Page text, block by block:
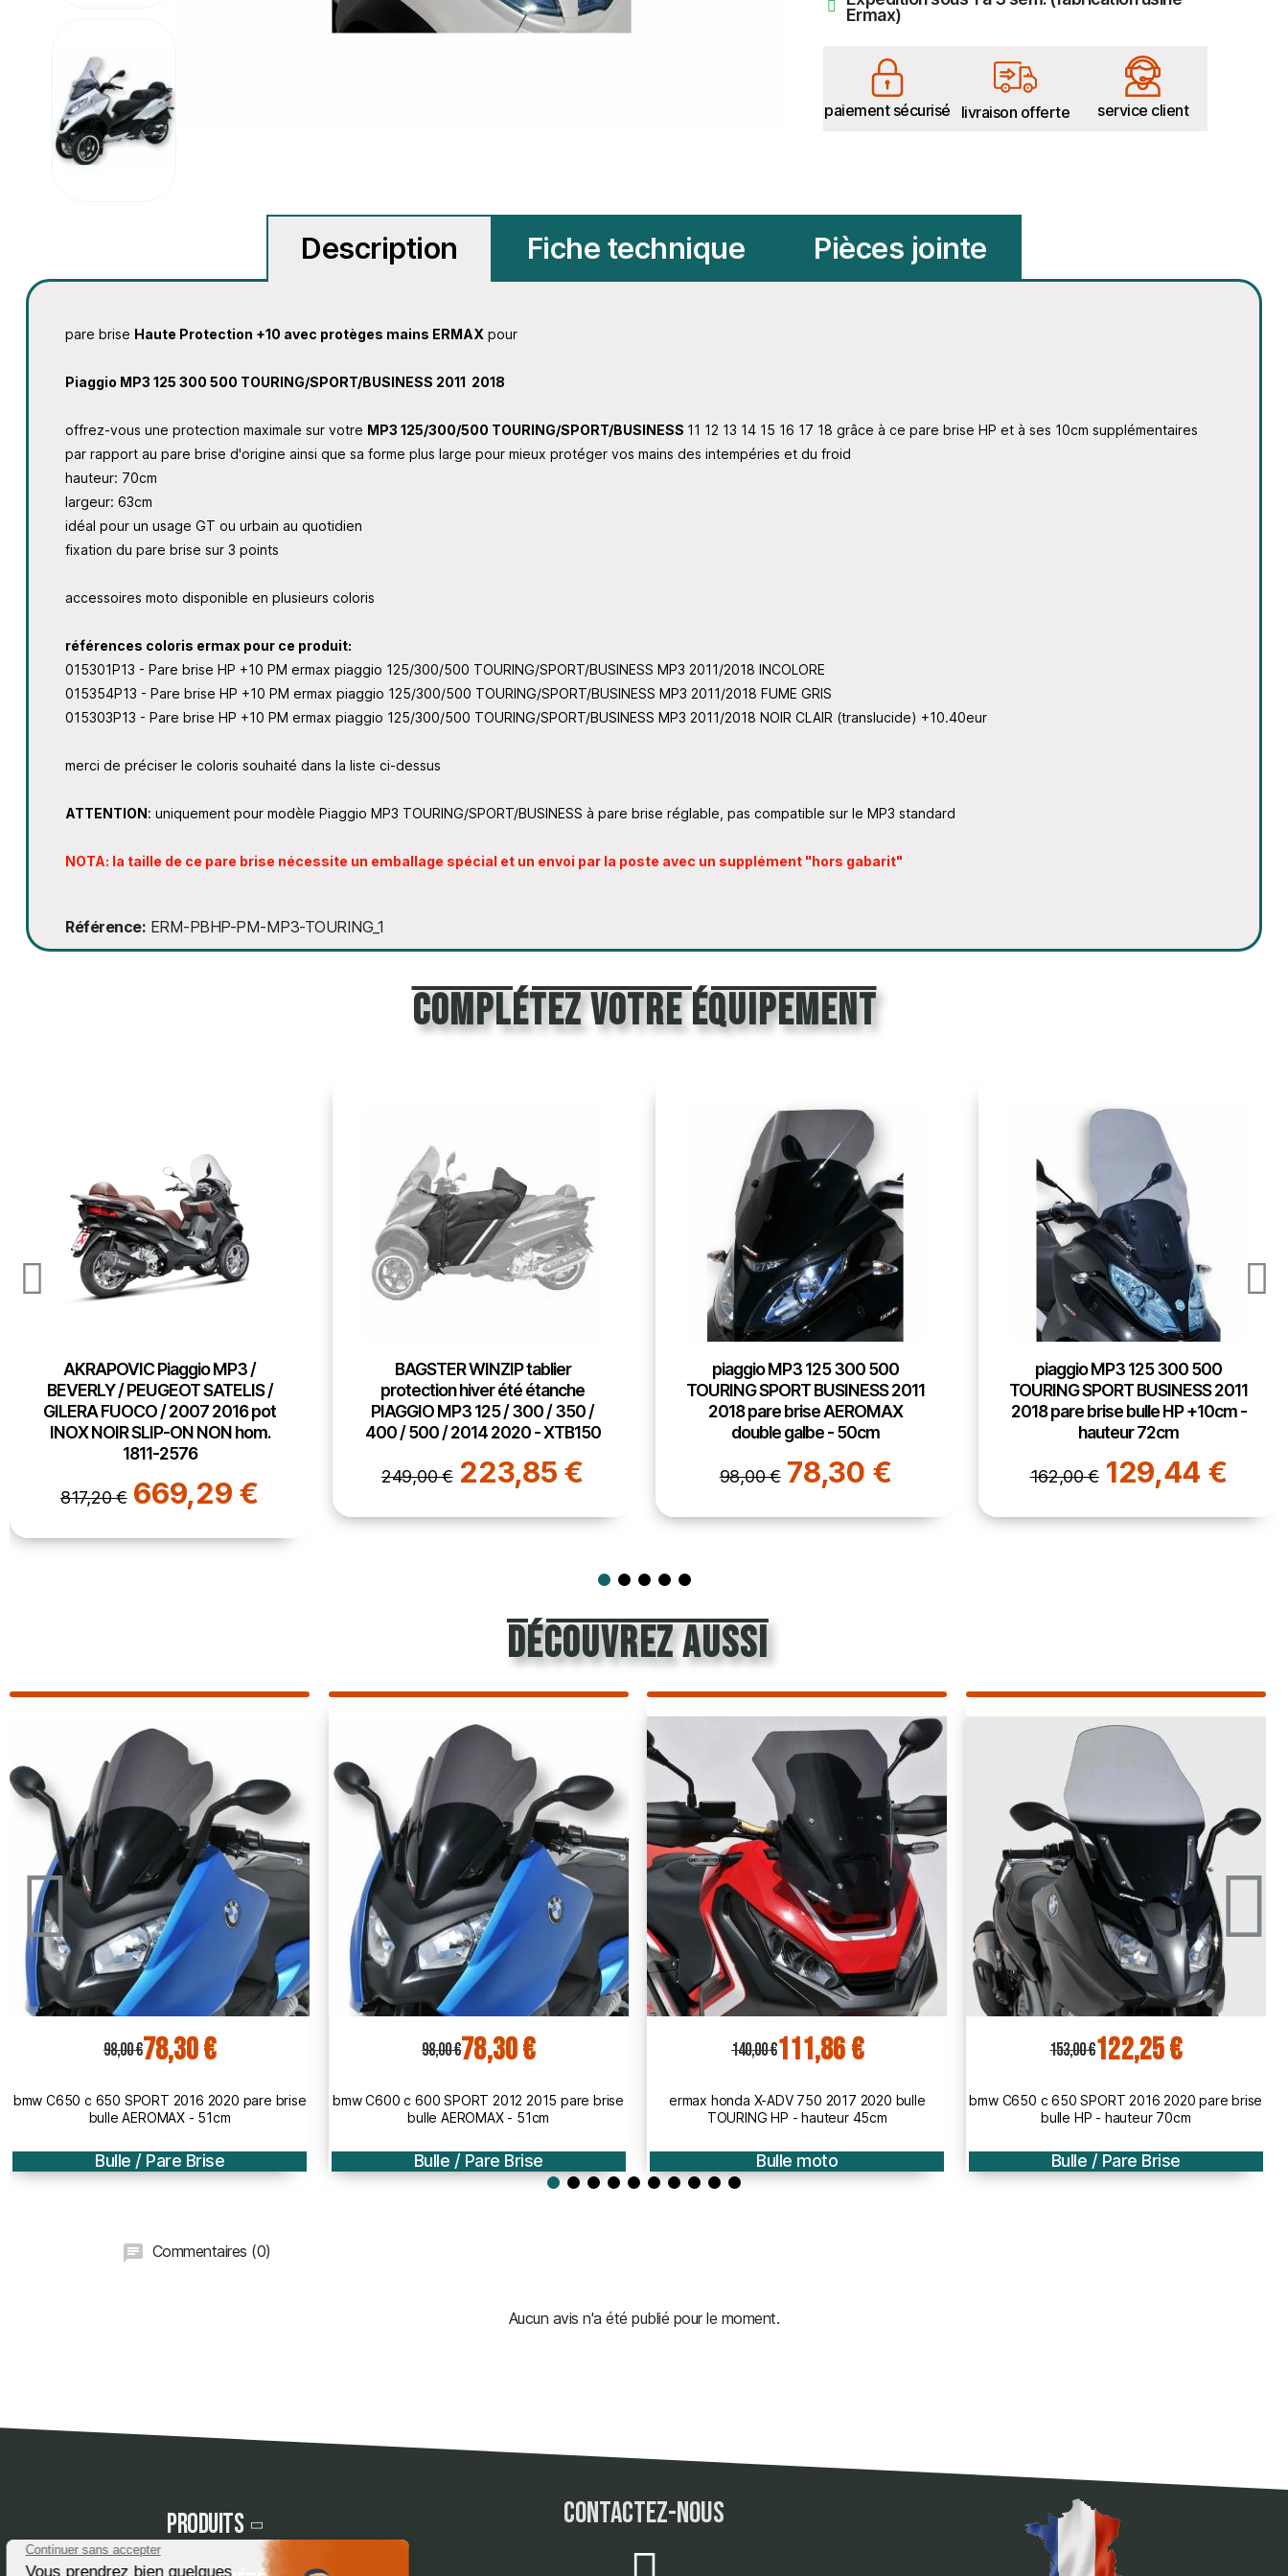
Ermax)
paiement sécurisé livraison offerte service client
Description Fiche technique Pièces jointe
pare brise Haute Protection +10 avec protèges mains ERMAX pour
Piaggio MP3 125 300 500 TOURING/SPORT/BUSINESS 2011 2018
offrez-vous une protection maximale sur votre MP3 125/300/500 TOURING/SPORT/BUSINESS 11 12 13 14 15 16 17 18 grâce à ce pare brise HP et à ses 10cm supplémentaires
par rapport au pare brise d'origine ainsi que sa forme plus large pour mieux protéger vos mains des intempéries et du froid
hauteur: 70cm
largeur: 63cm
idéal pour un usage GT ou urbain au quotidien
fixation du pare brise sur 3 points
accessoires moto disponible en plusieurs coloris
références coloris ermax pour ce produit:
015301P13 - Pare brise HP +10 PM ermax piaggio 125/300/500 TOURING/SPORT/BUSINESS MP3 2011/2018INCOLORE
015354P13 - Pare brise HP +10 PM ermax piaggio 125/300/500 TOURING/SPORT/BUSINESS MP3 2011/2018FUME GRIS
015303P13 - Pare brise HP +10 PM ermax piaggio 125/300/500 TOURING/SPORT/BUSINESS MP3 2011/2018NOIR CLAIR (translucide) +10.40eur
merci de préciser le coloris souhaité dans la liste ci-dessus
ATTENTION: uniquement pour modèle Piaggio MP3 TOURING/SPORT/BUSINESS à pare brise réglable, pas compatible sur le MP3 standard
NOTA: la taille de ce pare brise nécessite un emballage spécial et un envoi par la poste avec un supplément "hors gabarit"
Référence ERM-PBHP-PM-MP3-TOURING_1
Complétez votre équipement
BAGSTER WINZIP tablier
protection hiver été étanche
PIAGGIO MP3 125 / 300 / 350 /
400 / 500 / 2014 2020 - XTB150
piaggio MP3 125 300 500
TOURING SPORT BUSINESS 2011
2018 pare brise AEROMAX
double galbe - 50cm
98,00 € 78,30 €
piaggio MP3 125 300 500
TOURING SPORT BUSINESS 2011
2018 pare brise bulle HP +10cm -
hauteur 72cm
162,00 € 129,44 €
piaggio MP3 125 300 500
TOURING SPORT BUSINESS 2011
2018 pare brise SPORT - 45cm
découvrez aussi
98,00 €78,30 €
bmw C600 c 600 SPORT 2012 2015 pare brise
bulle AEROMAX - 51cm
Bulle / Pare Brise
140,00 €111,86 €
ermax honda X-ADV 750 2017 2020 bulle
TOURING HP - hauteur 45cm
Bulle moto
153,00 €122,25 €
bmw C650 c 650 SPORT 2016 2020 pare brise
bulle HP - hauteur 70cm
Bulle / Pare Brise
153,00 €122,25 €
bmw C600 c 600 SPORT 2012 2015 pare brise
bulle HP +5cm - hauteur 70cm
Bulle / Pare Brise
Commentaires (0)
Aucun avis n'a été publié pour le moment.
Produits
contactez-nous